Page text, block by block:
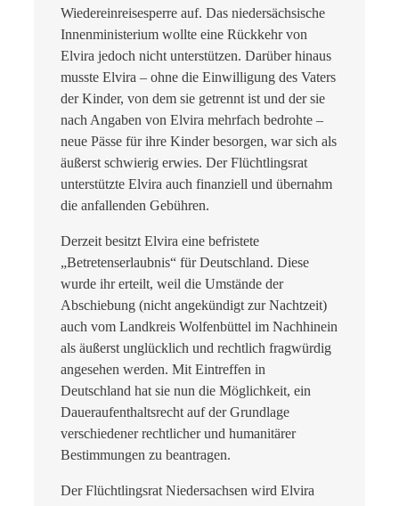
Wiedereinreisesperre auf. Das niedersächsische
Innenministerium wollte eine Rückkehr von
Elvira jedoch nicht unterstützen. Darüber hinaus
musste Elvira – ohne die Einwilligung des Vaters
der Kinder, von dem sie getrennt ist und der sie
nach Angaben von Elvira mehrfach bedrohte –
neue Pässe für ihre Kinder besorgen, war sich als
äußerst schwierig erwies. Der Flüchtlingsrat
unterstützte Elvira auch finanziell und übernahm
die anfallenden Gebühren.
Derzeit besitzt Elvira eine befristete
„Betretenserlaubnis“ für Deutschland. Diese
wurde ihr erteilt, weil die Umstände der
Abschiebung (nicht angekündigt zur Nachtzeit)
auch vom Landkreis Wolfenbüttel im Nachhinein
als äußerst unglücklich und rechtlich fragwürdig
angesehen werden. Mit Eintreffen in
Deutschland hat sie nun die Möglichkeit, ein
Daueraufenthaltsrecht auf der Grundlage
verschiedener rechtlicher und humanitärer
Bestimmungen zu beantragen.
Der Flüchtlingsrat Niedersachsen wird Elvira